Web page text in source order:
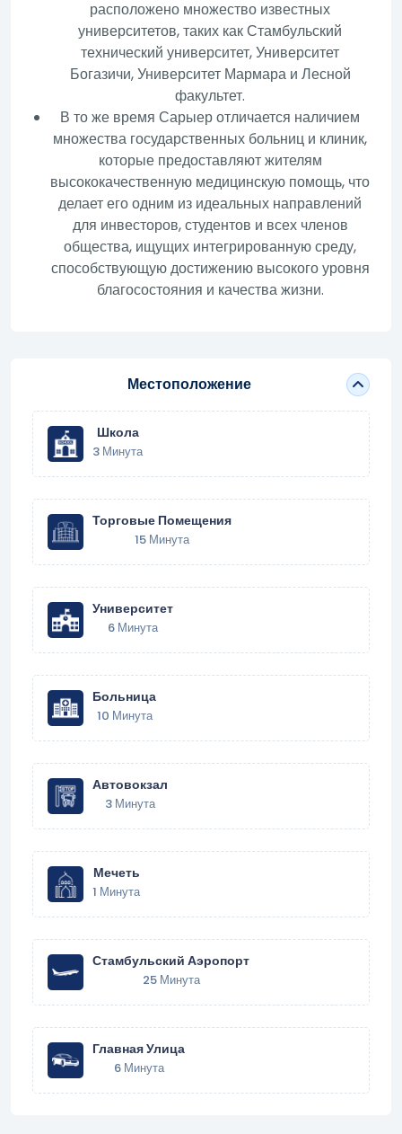
расположено множество известных
университетов, таких как Стамбульский
технический университет, Университет
Богазичи, Университет Мармара и Лесной
факультет.
В то же время Сарыер отличается наличием
множества государственных больниц и клиник,
которые предоставляют жителям
высококачественную медицинскую помощь, что
делает его одним из идеальных направлений
для инвесторов, студентов и всех членов
общества, ищущих интегрированную среду,
способствующую достижению высокого уровня
благосостояния и качества жизни.
Местоположение
Школа
3 Минута
Торговые Помещения
15 Минута
Университет
6 Минута
Больница
10 Минута
Автовокзал
3 Минута
Мечеть
1 Минута
Стамбульский Аэропорт
25 Минута
Главная Улица
6 Минута